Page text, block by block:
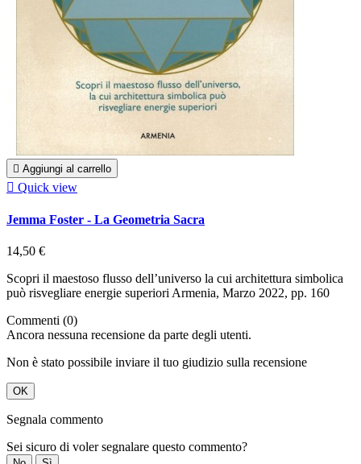
 Aggiungi al carrello
 Quick view
Jemma Foster - La Geometria Sacra
14,50 €
Scopri il maestoso flusso dell’universo la cui architettura simbolica
può risvegliare energie superiori Armenia, Marzo 2022, pp. 160
Commenti (0)
Ancora nessuna recensione da parte degli utenti.
Non è stato possibile inviare il tuo giudizio sulla recensione
OK
Segnala commento
Sei sicuro di voler segnalare questo commento?